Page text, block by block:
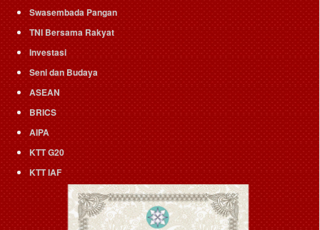
Swasembada Pangan
TNI Bersama Rakyat
Investasi
Seni dan Budaya
ASEAN
BRICS
AIPA
KTT G20
KTT IAF